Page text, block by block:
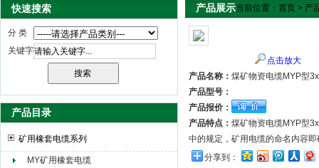
天津市电缆总厂橡塑电缆厂（天缆小猫集团）
快速搜索
分 类
关键字
产品目录
矿用橡套电缆系列
MY矿用橡套电缆
产品展示当前位置： 首页 > 产
点击放大
产品名称： 煤矿物资电缆MYP型
产品型号：
产品报价：
产品特点： 煤矿物资电缆MYP型
中的规定，矿用电缆的命名内容
分享到：